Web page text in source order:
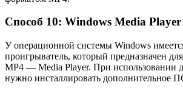
Способ 10: Windows Media Player
У операционной системы Windows
проигрыватель, который предназначен
MP4 — Media Player. При использовании
нужно инсталлировать дополнительное